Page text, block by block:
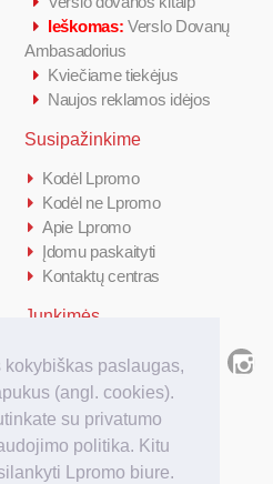
paslaugas,
(angl. cookies).
su privatumo
politika. Kitu
Lpromo biure.
Ieškomas: Verslo Dovanų
Ambasadorius
Kviečiame tiekėjus
Naujos reklamos idėjos
Susipažinkime
Kodėl Lpromo
Kodėl ne Lpromo
Apie Lpromo
Įdomu paskaityti
Kontaktų centras
Junkimės